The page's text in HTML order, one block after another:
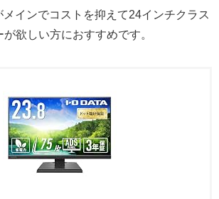
インでコストを抑えて24インチクラス
欲しい方におすすめです。